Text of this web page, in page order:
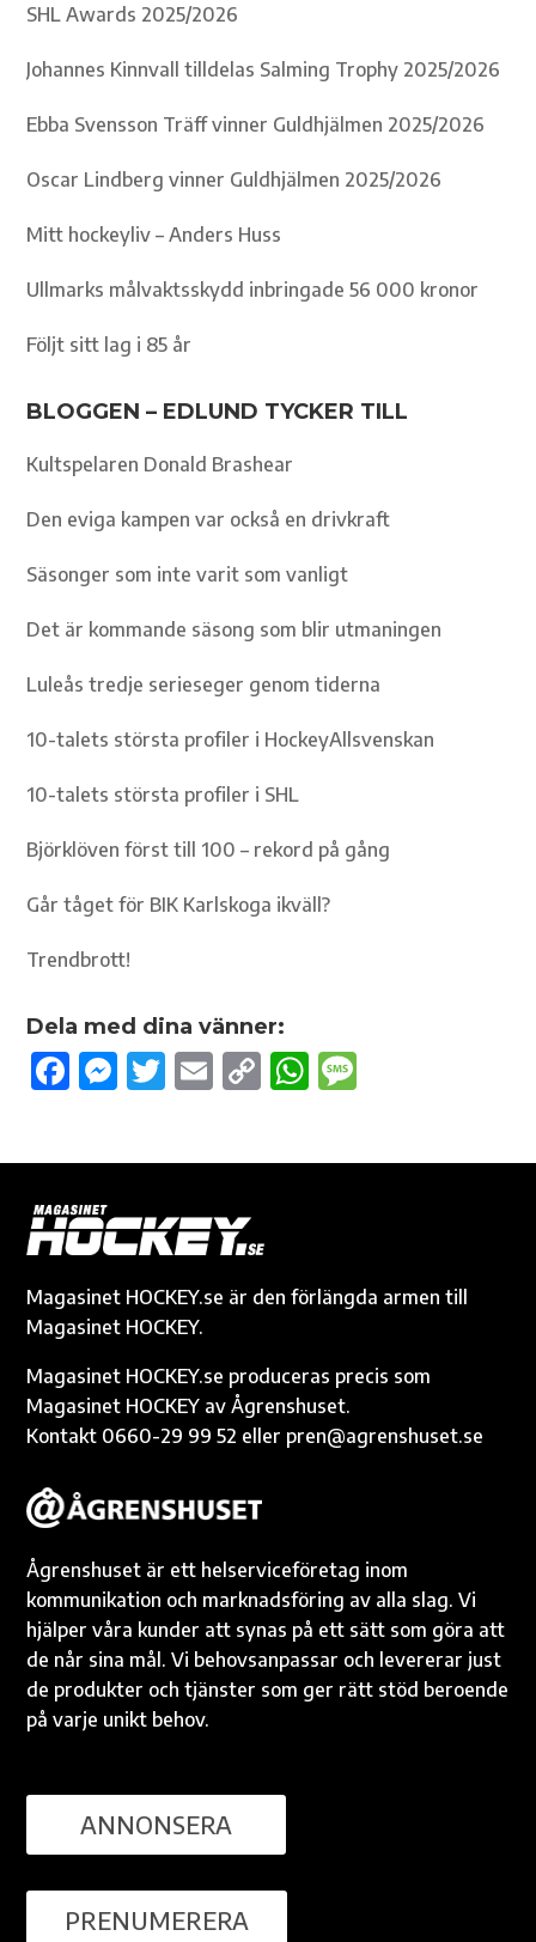
SHL Awards 2025/2026
Johannes Kinnvall tilldelas Salming Trophy 2025/2026
Ebba Svensson Träff vinner Guldhjälmen 2025/2026
Oscar Lindberg vinner Guldhjälmen 2025/2026
Mitt hockeyliv – Anders Huss
Ullmarks målvaktsskydd inbringade 56 000 kronor
Följt sitt lag i 85 år
BLOGGEN – EDLUND TYCKER TILL
Kultspelaren Donald Brashear
Den eviga kampen var också en drivkraft
Säsonger som inte varit som vanligt
Det är kommande säsong som blir utmaningen
Luleås tredje serieseger genom tiderna
10-talets största profiler i HockeyAllsvenskan
10-talets största profiler i SHL
Björklöven först till 100 – rekord på gång
Går tåget för BIK Karlskoga ikväll?
Trendbrott!
Dela med dina vänner:
F
o
o
k
M
g
er
T
r
E
C
n
k
W
p
Magasinet HOCKEY.se är den förlängda armen till
Magasinet HOCKEY.
Magasinet HOCKEY.se produceras precis som
Magasinet HOCKEY av Ågrenshuset.
Kontakt 0660-29 99 52 eller pren@agrenshuset.se
Ågrenshuset är ett helserviceföretag inom
kommunikation och marknadsföring av alla slag. Vi
hjälper våra kunder att synas på ett sätt som göra att
de når sina mål. Vi behovsanpassar och levererar just
de produkter och tjänster som ger rätt stöd beroende
på varje unikt behov.
ANNONSERA
PRENUMERERA